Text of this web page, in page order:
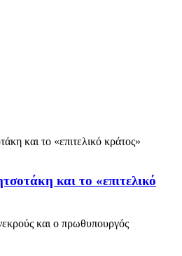
και το «επιτελικό